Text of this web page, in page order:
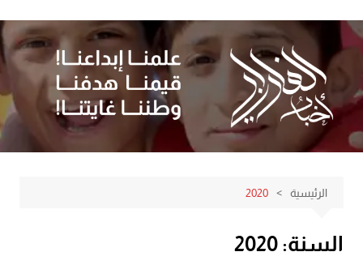
إلى
المحتوى
الرئيسية 2020
السنة: 2020